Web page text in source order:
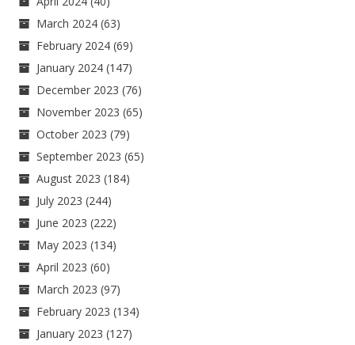
March 2024 (63)
February 2024 (69)
January 2024 (147)
December 2023 (76)
November 2023 (65)
October 2023 (79)
September 2023 (65)
August 2023 (184)
July 2023 (244)
June 2023 (222)
May 2023 (134)
April 2023 (60)
March 2023 (97)
February 2023 (134)
January 2023 (127)